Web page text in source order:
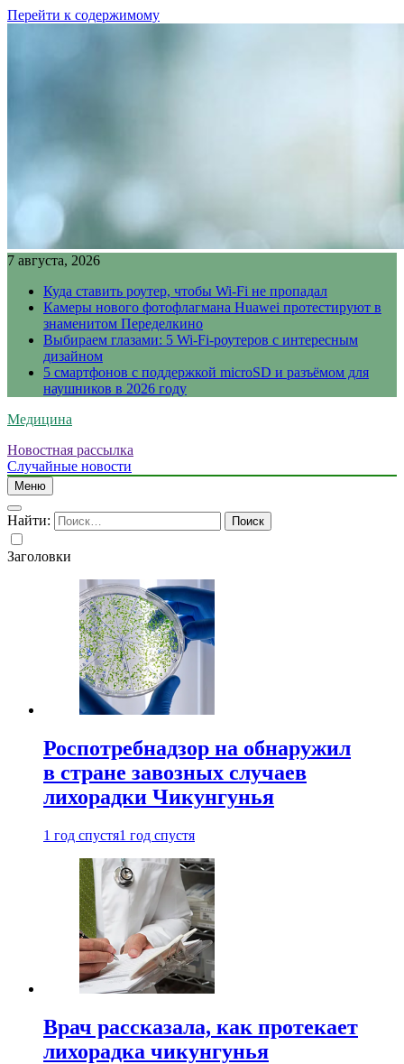
Перейти к содержимому
7 августа, 2026
Куда ставить роутер, чтобы Wi-Fi не пропадал
Камеры нового фотофлагмана Huawei протестируют в
знаменитом Переделкино
Выбираем глазами: 5 Wi-Fi-роутеров с интересным
дизайном
5 смартфонов с поддержкой microSD и разъёмом для
наушников в 2026 году
Медицина
Новостная рассылка
Случайные новости
Меню
Найти:
Заголовки
Роспотребнадзор на обнаружил
в стране завозных случаев
лихорадки Чикунгунья
1 год спустя1 год спустя
Врач рассказала, как протекает
лихорадка чикунгунья